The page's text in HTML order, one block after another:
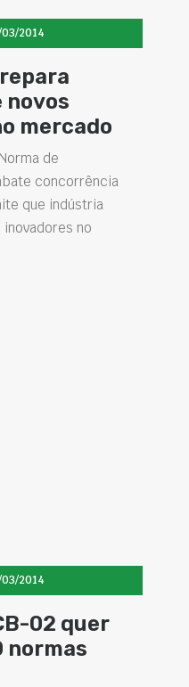
03/2014
novos
mercado
de
concorrência
que indústria
no
03/2014
02 quer
normas